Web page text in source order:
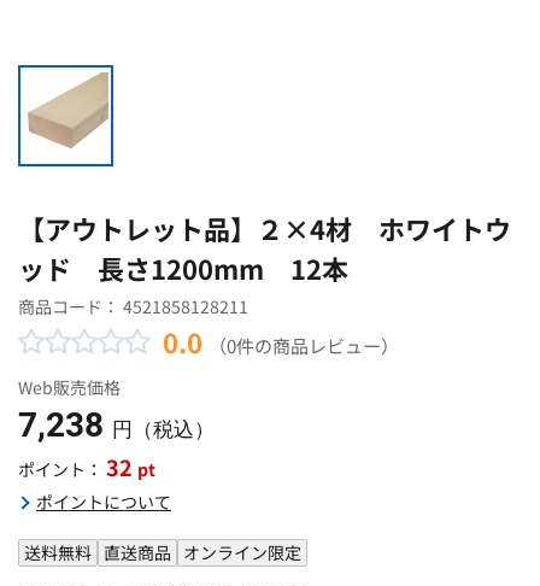
【アウトレット品】２×4材 ホワイトウ
ッド 長さ1200mm 12本
商品コード： 4521858128211
0.0 （0件の商品レビュー）
Web販売価格
7,238 円（税込）
ポイント： 32 pt
ポイントについて
送料無料 直送商品 オンライン限定